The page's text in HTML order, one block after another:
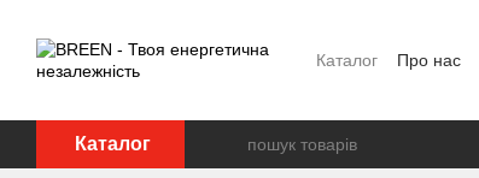
Каталог Про нас
Каталог